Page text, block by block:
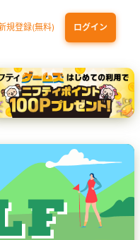
規登録(無料) ログイン
SERIES：JCBカード S
ド発行）
ープラス) セットプラン